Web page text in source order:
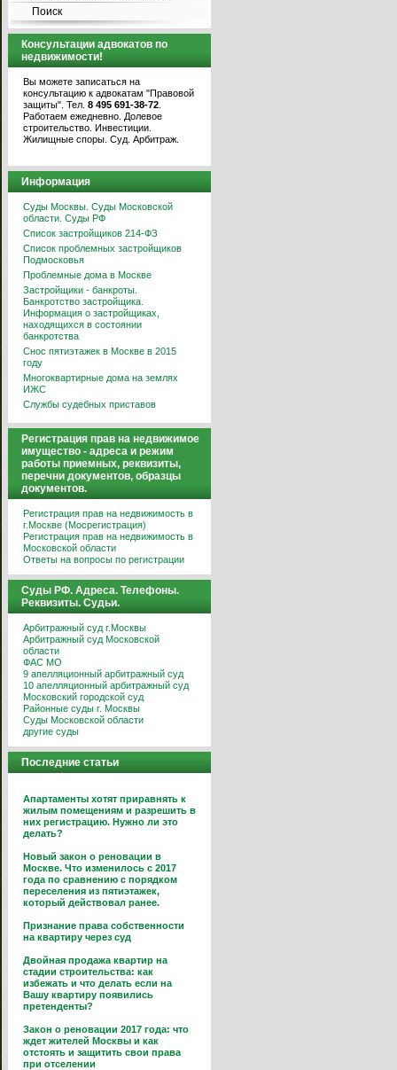
Поиск
Консультации адвокатов по
недвижимости!
Вы можете записаться на
консультацию к адвокатам "Правовой
защиты". Тел. 8 495 691-38-72
Работаем ежедневно. Долевое
строительство. Инвестиции.
Жилищные споры. Суд. Арбитраж.
Информация
Суды Москвы. Суды Московской
области. Суды РФ
Список застройщиков 214-ФЗ
Список проблемных застройщиков
Подмосковья
Проблемные дома в Москве
Застройщики - банкроты.
Банкротство застройщика.
Информация о застройщиках,
находящихся в состоянии
банкротства
Снос пятиэтажек в Москве в 2015
году
Многоквартирные дома на землях
ИЖС
Службы судебных приставов
Регистрация прав на недвижимое
имущество - адреса и режим
работы приемных, реквизиты,
перечни документов, образцы
документов.
Регистрация прав на недвижимость в
г.Москве (Мосрегистрация)
Регистрация прав на недвижимость в
Московской области
Ответы на вопросы по регистрации
Суды РФ. Адреса. Телефоны.
Реквизиты. Судьи.
Арбитражный суд г.Москвы
Арбитражный суд Московской
области
ФАС МО
9 апелляционный арбитражный суд
10 апелляционный арбитражный суд
Московский городской суд
Районные суды г. Москвы
Суды Московской области
другие суды
Последние статьи
Апартаменты хотят приравнять к
жилым помещениям и разрешить в
них регистрацию. Нужно ли это
делать?
Новый закон о реновации в
Москве. Что изменилось с 2017
года по сравнению с порядком
переселения из пятиэтажек,
который действовал ранее.
Признание права собственности
на квартиру через суд
Двойная продажа квартир на
стадии строительства: как
избежать и что делать если на
Вашу квартиру появились
претенденты?
Закон о реновации 2017 года: что
ждет жителей Москвы и как
отстоять и защитить свои права
при отселении